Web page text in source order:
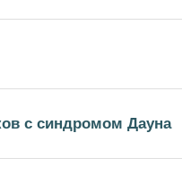
с синдромом Дауна